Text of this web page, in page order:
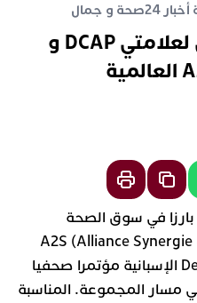
24 صحة و جمال
منى فتو الوجه الرسمي لعلامتي DCAP و
بارزا في سوق الصحة
والجمال، حيث نظمت مجموعة A2S (Alliance Synergie
Santé) بشراكة مع Dermalliance الإسبانية مؤتمرا صحفيا
المجموعة. المناسبة